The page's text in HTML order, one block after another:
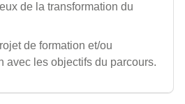
de la transformation du
de formation et/ou
avec les objectifs du parcours.